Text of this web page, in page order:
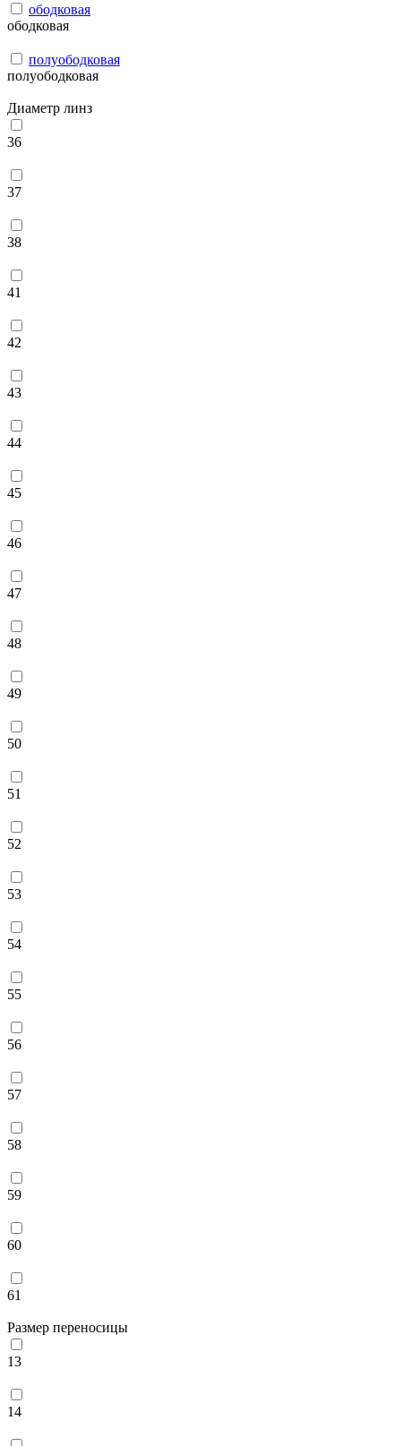
ободковая
ободковая
полуободковая
полуободковая
Диаметр линз
36
37
38
41
42
43
44
45
46
47
48
49
50
51
52
53
54
55
56
57
58
59
60
61
Размер переносицы
13
14